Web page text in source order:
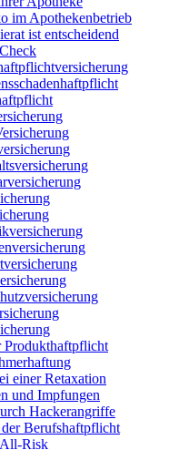
im Apothekenbetrieb
ist entscheidend
Produkthaftpflicht
einer Retaxation
und Impfungen
Hackerangriffe
Berufshaftpflicht
Risk